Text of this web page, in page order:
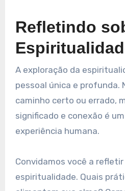
Refletindo
A exploração da
pessoal única e profunda.
caminho certo ou errado,
significado e conexão é
experiência humana.
Convidamos você a
espiritualidade. Quais